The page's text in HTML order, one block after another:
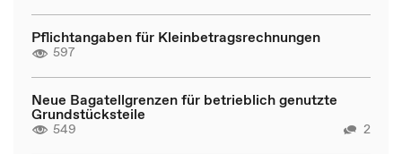
Pflichtangaben für Kleinbetragsrechnungen
597
Neue Bagatellgrenzen für betrieblich genutzte
Grundstücksteile
549 2